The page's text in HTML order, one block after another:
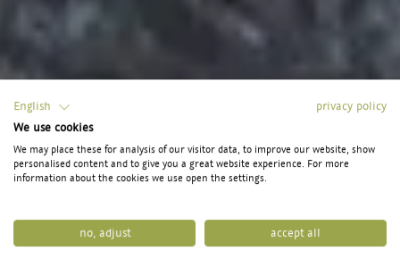
English
privacy policy
We use cookies
We may place these for analysis of our visitor data, to improve our website, show
personalised content and to give you a great website experience. For more
information about the cookies we use open the settings.
no, adjust accept all